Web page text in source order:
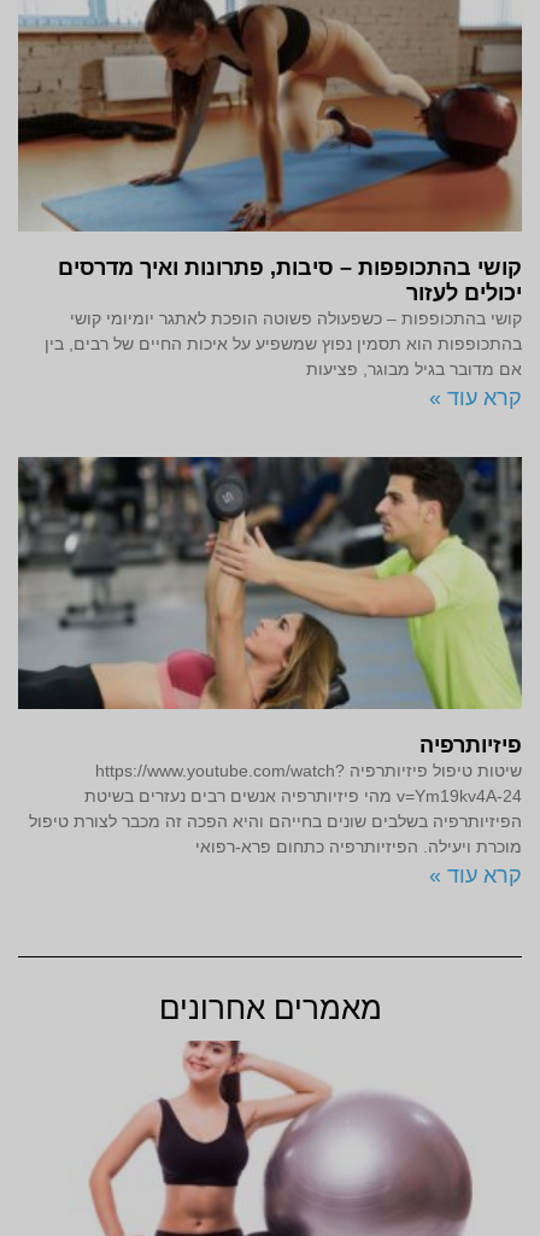
קושי בהתכופפות – סיבות, פתרונות ואיך מדרסים
יכולים לעזור
קושי בהתכופפות – כשפעולה פשוטה הופכת לאתגר יומיומי קושי
בהתכופפות הוא תסמין נפוץ שמשפיע על איכות החיים של רבים, בין
אם מדובר בגיל מבוגר, פציעות
קרא עוד »
פיזיותרפיה
שיטות טיפול פיזיותרפיה https://www.youtube.com/watch?
v=Ym19kv4A-24 מהי פיזיותרפיה אנשים רבים נעזרים בשיטת
הפיזיותרפיה בשלבים שונים בחייהם והיא הפכה זה מכבר לצורת טיפול
מוכרת ויעילה. הפיזיותרפיה כתחום פרא-רפואי
קרא עוד »
מאמרים אחרונים